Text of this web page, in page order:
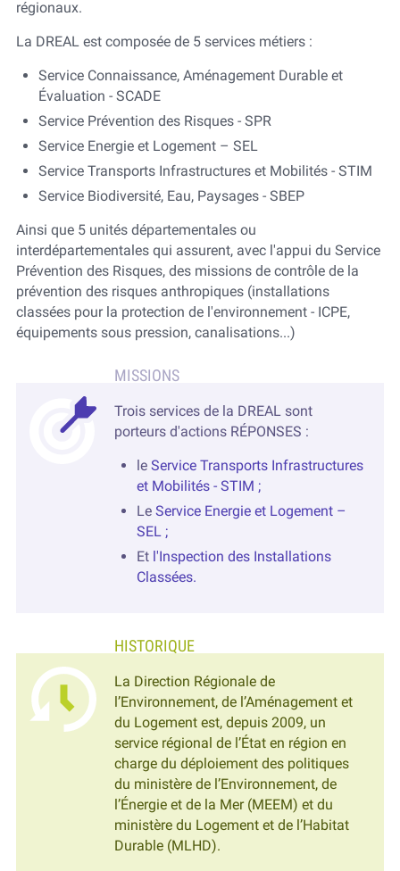
régionaux.
La DREAL est composée de 5 services métiers :
Service Connaissance, Aménagement Durable et
Évaluation - SCADE
Service Prévention des Risques - SPR
Service Energie et Logement – SEL
Service Transports Infrastructures et Mobilités - STIM
Service Biodiversité, Eau, Paysages - SBEP
Ainsi que 5 unités départementales ou
interdépartementales qui assurent, avec l'appui du Service
Prévention des Risques, des missions de contrôle de la
prévention des risques anthropiques (installations
classées pour la protection de l'environnement - ICPE,
équipements sous pression, canalisations...)
Trois services de la DREAL sont
porteurs d'actions RÉPONSES :
le Service Transports Infrastructures
et Mobilités - STIM ;
Le Service Energie et Logement –
SEL ;
Et l'Inspection des Installations
Classées.
La Direction Régionale de
l’Environnement, de l’Aménagement et
du Logement est, depuis 2009, un
service régional de l’État en région en
charge du déploiement des politiques
du ministère de l’Environnement, de
l’Énergie et de la Mer (MEEM) et du
ministère du Logement et de l’Habitat
Durable (MLHD).